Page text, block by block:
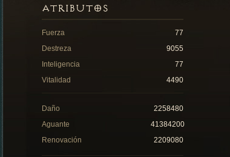
ATRIBUTOS
Fuerza
77
Destreza
9055
Inteligencia
77
Vitalidad
4490
Daño
2258480
Aguante
41384200
Renovación
2209080